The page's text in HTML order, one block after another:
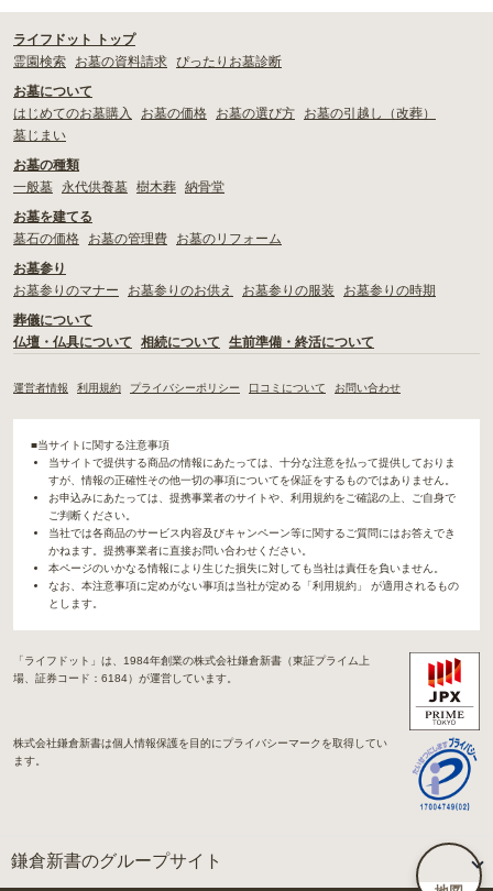
ライフドット トップ
霊園検索
お墓の資料請求 ぴったりお墓診断
お墓について
はじめてのお墓購入
お墓の価格 お墓の選び方
お墓の引越し（改葬）
墓じまい
お墓の種類
一般墓
永代供養墓 樹木葬 納骨堂
お墓を建てる
墓石の価格
お墓の管理費
お墓のリフォーム
お墓参り
お墓参りのマナー
お墓参りのお供え お墓参りの服装
お墓参りの時期
葬儀について
仏壇・仏具について
相続について 生前準備・終活について
運営者情報 利用規約 プライバシーポリシー 口コミについて お問い合わせ
■当サイトに関する注意事項
当サイトで提供する商品の情報にあたっては、十分な注意を払って提供しておりま
すが、情報の正確性その他一切の事項についてを保証をするものではありません。
お申込みにあたっては、提携事業者のサイトや、利用規約をご確認の上、ご自身で
ご判断ください。
当社では各商品のサービス内容及びキャンペーン等に関するご質問にはお答えでき
かねます。提携事業者に直接お問い合わせください。
本ページのいかなる情報により生じた損失に対しても当社は責任を負いません。
なお、本注意事項に定めがない事項は当社が定める「利用規約」 が適用されるもの
とします。
「ライフドット」は、1984年創業の株式会社鎌倉新書（東証プライム上
場、証券コード：6184）が運営しています。
株式会社鎌倉新書は個人情報保護を目的にプライバシーマークを取得してい
ます。
鎌倉新書のグループサイト